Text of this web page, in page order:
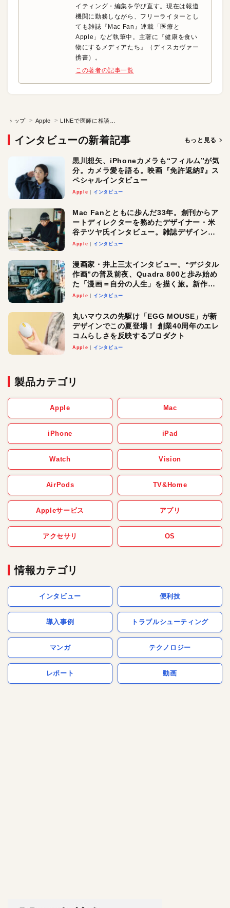
イティング・編集を学び直す。現在は報道
機関に勤務しながら、フリーライターとし
ても雑誌『Mac Fan』連載「医療と
Apple」など執筆中。主著に『健康を食い
物にするメディアたち』（ディスカヴァー
携書）。
この著者の記事一覧
トップ Apple
インタビューの新着記事 もっと見る
黒川想矢、iPhoneカメラも“フィルム”が気
分。カメラ愛を語る。映画『免許返納⁉︎』ス
ペシャルインタビュー
Apple インタビュー
Mac Fanとともに歩んだ33年。創刊からア
ートディレクターを務めたデザイナー・米
谷テツヤ氏インタビュー。雑誌デザインの
真髄と今後
Apple インタビュー
漫画家・井上三太インタビュー。“デジタル
作画”の普及前夜、Quadra 800と歩み始め
た「漫画＝自分の人生」を描く旅。新作
『惨家』に込めた想い
Apple インタビュー
丸いマウスの先駆け「EGG MOUSE」が新
デザインでこの夏登場！ 創業40周年のエレ
コムらしさを反映するプロダクト
Apple インタビュー
製品カテゴリ
Apple Mac
iPhone iPad
Watch Vision
AirPods TV&Home
Appleサービス アプリ
アクセサリ OS
情報カテゴリ
インタビュー 便利技
導入事例 トラブルシューティング
マンガ テクノロジー
レポート 動画